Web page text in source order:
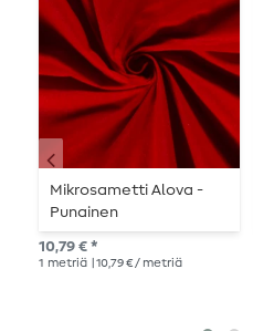
Mikrosametti Alova -
Punainen
10,79 € *
1 metriä | 10,79 € / metriä